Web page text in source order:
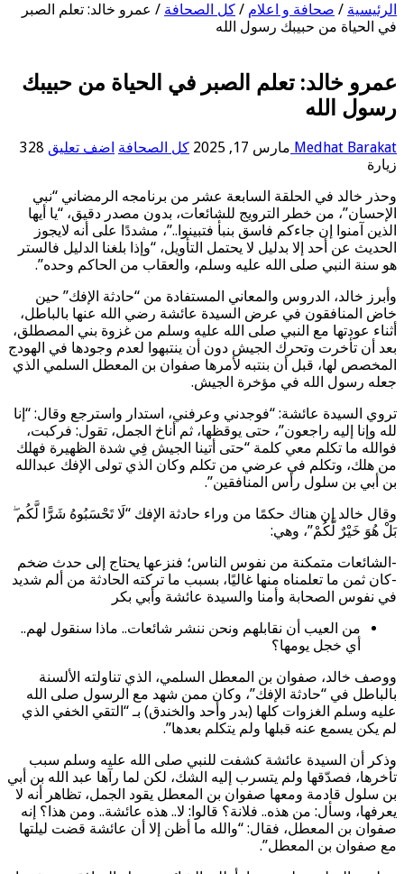
الرئيسية / صحافة و اعلام / كل الصحافة / عمرو خالد: تعلم الصبر
في الحياة من حبيبك رسول الله
عمرو خالد: تعلم الصبر في الحياة من حبيبك
رسول الله
Medhat Barakat مارس 17, 2025 كل الصحافة اضف تعليق 328
زيارة
وحذر خالد في الحلقة السابعة عشر من برنامجه الرمضاني “نبي
الإحسان”، من خطر الترويج للشائعات، بدون مصدر دقيق، “يا أيها
الذين آمنوا إن جاءكم فاسق بنبأ فتبينوا..”، مشددًا على أنه لايجوز
الحديث عن أحد إلا بدليل لا يحتمل التأويل، “وإذا بلغنا الدليل فالستر
هو سنة النبي صلى الله عليه وسلم، والعقاب من الحاكم وحده”.
وأبرز خالد، الدروس والمعاني المستفادة من “حادثة الإفك” حين
خاض المنافقون في عرض السيدة عائشة رضي الله عنها بالباطل،
أثناء عودتها مع النبي صلى الله عليه وسلم من غزوة بني المصطلق،
بعد أن تأخرت وتحرك الجيش دون أن ينتبهوا لعدم وجودها في الهودج
المخصص لها، قبل أن بنتبه لأمرها صفوان بن المعطل السلمي الذي
جعله رسول الله في مؤخرة الجيش.
تروي السيدة عائشة: “فوجدني وعرفني، استدار واسترجع وقال: “إنا
لله وإنا إليه راجعون”، حتى يوقظها، ثم أناخ الجمل، تقول: فركبت،
فوالله ما تكلم معي كلمة “حتى أتينا الجيش فِي شدة الظهيرة فهلك
من هلك، وتكلم في عرضي من تكلم وكان الذي تولى الإفك عبدالله
بن أبي بن سلول رأس المنافقين”.
وقال خالد إن هناك حكمًا من وراء حادثة الإفك “لَا تَحْسَبُوهُ شَرًّا لَّكُم ۖ
بَلْ هُوَ خَيْرٌ لَّكُمْ”، وهي:
-الشائعات متمكنة من نفوس الناس؛ فنزعها يحتاج إلى حدث ضخم
-كان ثمن ما تعلمناه منها غاليًا، بسبب ما تركته الحادثة من ألم شديد
في نفوس الصحابة وأمنا والسيدة عائشة وأبي بكر
من العيب أن نقابلهم ونحن ننشر شائعات.. ماذا سنقول لهم..
أي خجل يومها؟
ووصف خالد، صفوان بن المعطل السلمي، الذي تناولته الألسنة
بالباطل في “حادثة الإفك”، وكان ممن شهد مع الرسول صلى الله
عليه وسلم الغزوات كلها (بدر وأحد والخندق) بـ “التقي الخفي الذي
لم يكن يسمع عنه قبلها ولم يتكلم بعدها”.
وذكر أن السيدة عائشة كشفت للنبي صلى الله عليه وسلم سبب
تأخرها، فصدّقها ولم يتسرب إليه الشك، لكن لما رآها عبد الله بن أبي
بن سلول قادمة ومعها صفوان بن المعطل يقود الجمل، تظاهر أنه لا
يعرفها، وسأل: من هذه.. فلانة؟ قالوا: لا.. هذه عائشة.. ومن هذا؟ إنه
صفوان بن المعطل، فقال: “والله ما أظن إلا أن عائشة قضت ليلتها
مع صفوان بن المعطل”.